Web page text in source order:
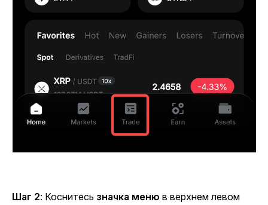
Шаг 2: Коснитесь значка меню в верхнем левом